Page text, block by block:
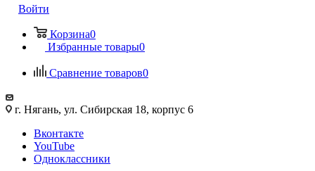
Войти
Корзина0
Избранные товары0
Сравнение товаров0
г. Нягань, ул. Сибирская 18, корпус 6
Вконтакте
YouTube
Одноклассники